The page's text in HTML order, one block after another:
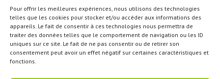
Pour offrir les meilleures expériences, nous utilisons des technologies
telles que les cookies pour stocker et/ou accéder aux informations des
appareils. Le fait de consentir à ces technologies nous permettra de
traiter des données telles que le comportement de navigation ou les ID
uniques sur ce site. Le fait de ne pas consentir ou de retirer son
consentement peut avoir un effet négatif sur certaines caractéristiques et
fonctions.
Contact
Association La Pépie
1 route du lavoir
22110 Tremargat